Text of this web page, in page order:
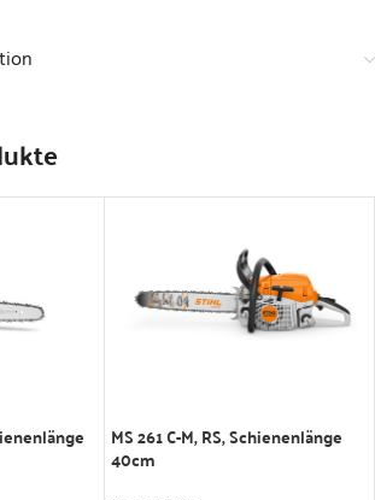
MS 261 C-M, RS, Schienenlänge
40cm